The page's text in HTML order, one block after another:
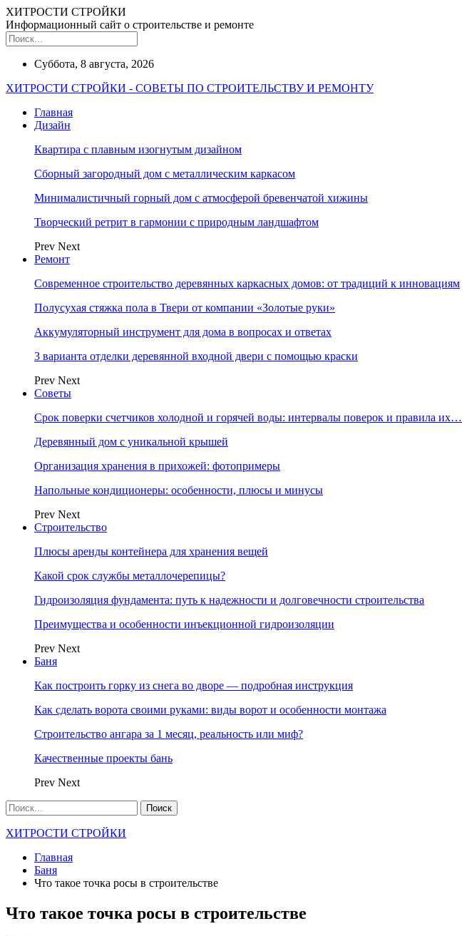
ХИТРОСТИ СТРОЙКИ
Информационный сайт о строительстве и ремонте
Суббота, 8 августа, 2026
ХИТРОСТИ СТРОЙКИ - СОВЕТЫ ПО СТРОИТЕЛЬСТВУ И РЕМОНТУ
Главная
Дизайн
Квартира с плавным изогнутым дизайном
Сборный загородный дом с металлическим каркасом
Минималистичный горный дом с атмосферой бревенчатой хижины
Творческий ретрит в гармонии с природным ландшафтом
Prev Next
Ремонт
Современное строительство деревянных каркасных домов: от традиций к инновациям
Полусухая стяжка пола в Твери от компании «Золотые руки»
Аккумуляторный инструмент для дома в вопросах и ответах
3 варианта отделки деревянной входной двери с помощью краски
Prev Next
Советы
Срок поверки счетчиков холодной и горячей воды: интервалы поверок и правила их…
Деревянный дом с уникальной крышей
Организация хранения в прихожей: фотопримеры
Напольные кондиционеры: особенности, плюсы и минусы
Prev Next
Строительство
Плюсы аренды контейнера для хранения вещей
Какой срок службы металлочерепицы?
Гидроизоляция фундамента: путь к надежности и долговечности строительства
Преимущества и особенности инъекционной гидроизоляции
Prev Next
Баня
Как построить горку из снега во дворе — подробная инструкция
Как сделать ворота своими руками: виды ворот и особенности монтажа
Строительство ангара за 1 месяц, реальность или миф?
Качественные проекты бань
Prev Next
ХИТРОСТИ СТРОЙКИ
Главная
Баня
Что такое точка росы в строительстве
Что такое точка росы в строительстве